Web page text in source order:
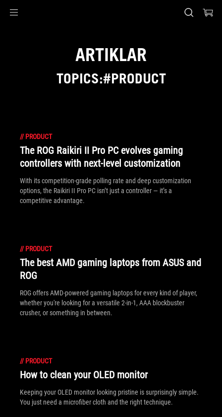
ARTIKLAR
TOPICS:#PRODUCT
// PRODUCT
The ROG Raikiri II Pro PC evolves gaming
controllers with next-level customization
With its competition‑grade polling rate and deep customization
options, the Raikiri II Pro PC isn’t just a controller — it’s a
competitive advantage.
// PRODUCT
The best AMD gaming laptops from ASUS and
ROG
ROG offers AMD-powered gaming laptops for every kind of player,
whether you're looking for a versatile 2-in-1, AAA blockbuster
crusher, or something in between.
// PRODUCT
How to clean your OLED monitor
Keeping your OLED monitor looking pristine is surprisingly simple.
You just need a microfiber cloth and the right technique.